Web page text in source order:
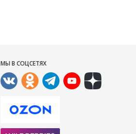
МЫ В СОЦСЕТЯХ